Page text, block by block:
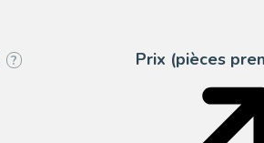
? Prix (pièces